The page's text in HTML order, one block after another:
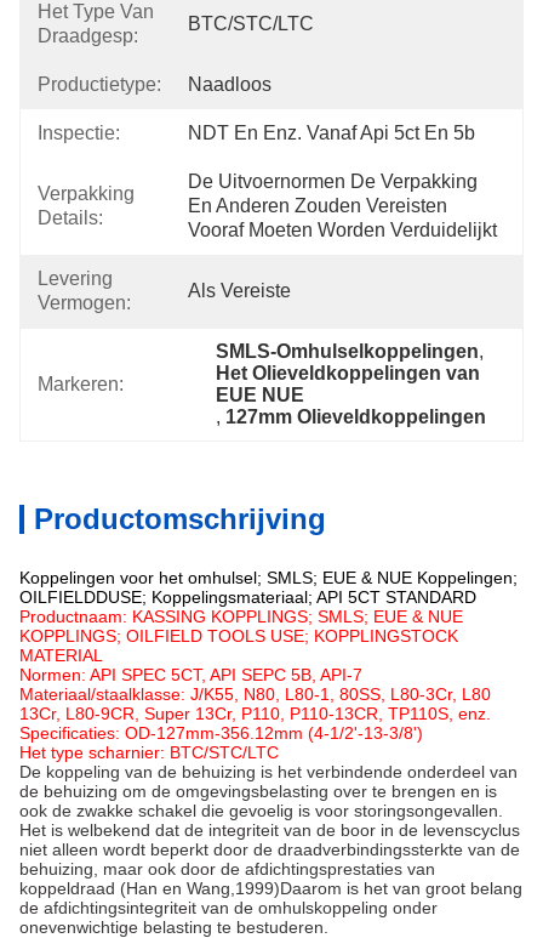
Het Type Van
Draadgesp:
BTC/STC/LTC
Productietype: Naadloos
Inspectie: NDT En Enz. Vanaf Api 5ct En 5b
Verpakking
Details:
De Uitvoernormen De Verpakking
En Anderen Zouden Vereisten
Vooraf Moeten Worden Verduidelijkt
Levering
Vermogen:
Als Vereiste
Markeren:
SMLS-Omhulselkoppelingen,
Het Olieveldkoppelingen van
EUE NUE
, 127mm Olieveldkoppelingen
Productomschrijving
Koppelingen voor het omhulsel; SMLS; EUE & NUE Koppelingen;
OILFIELDDUSE; Koppelingsmateriaal; API 5CT STANDARD
Productnaam: KASSING KOPPLINGS; SMLS; EUE & NUE
KOPPLINGS; OILFIELD TOOLS USE; KOPPLINGSTOCK
MATERIAL
Normen: API SPEC 5CT, API SEPC 5B, API-7
Materiaal/staalklasse: J/K55, N80, L80-1, 80SS, L80-3Cr, L80
13Cr, L80-9CR, Super 13Cr, P110, P110-13CR, TP110S, enz.
Specificaties: OD-127mm-356.12mm (4-1/2'-13-3/8')
Het type scharnier: BTC/STC/LTC
De koppeling van de behuizing is het verbindende onderdeel van
de behuizing om de omgevingsbelasting over te brengen en is
ook de zwakke schakel die gevoelig is voor storingsongevallen.
Het is welbekend dat de integriteit van de boor in de levenscyclus
niet alleen wordt beperkt door de draadverbindingssterkte van de
behuizing, maar ook door de afdichtingsprestaties van
koppeldraad (Han en Wang,1999)Daarom is het van groot belang
de afdichtingsintegriteit van de omhulskoppeling onder
onevenwichtige belasting te bestuderen.